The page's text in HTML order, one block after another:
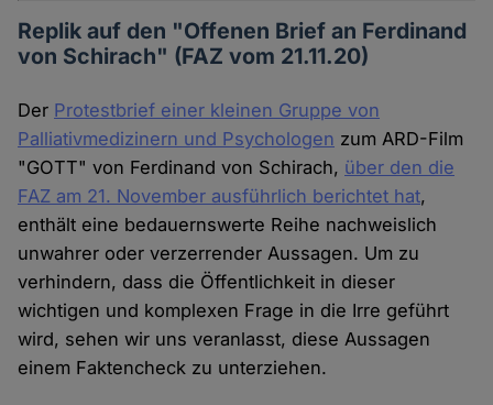
Replik auf den "Offenen Brief an Ferdinand
von Schirach" (FAZ vom 21.11.20)
Der Protestbrief einer kleinen Gruppe von
Palliativmedizinern und Psychologen zum ARD-Film
"GOTT" von Ferdinand von Schirach, über den die
FAZ am 21. November ausführlich berichtet hat,
enthält eine bedauernswerte Reihe nachweislich
unwahrer oder verzerrender Aussagen. Um zu
verhindern, dass die Öffentlichkeit in dieser
wichtigen und komplexen Frage in die Irre geführt
wird, sehen wir uns veranlasst, diese Aussagen
einem Faktencheck zu unterziehen.